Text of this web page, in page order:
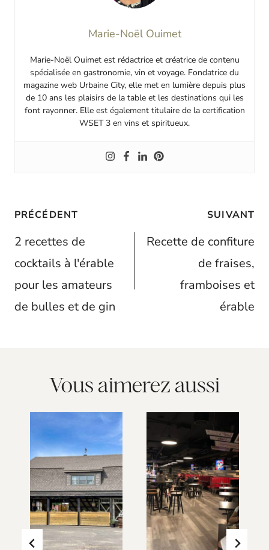
Marie-Noël Ouimet
Marie-Noël Ouimet est rédactrice et créatrice de contenu
spécialisée en gastronomie, vin et voyage. Fondatrice du
magazine web Urbaine City, elle met en lumière depuis plus
de 10 ans les plaisirs de la table et les destinations qui les
font rayonner. Elle est également titulaire de la certification
WSET 3 en vins et spiritueux.
Navigation
de
l’article
PRÉCÉDENT
2 recettes de
cocktails à l'érable
pour les amateurs
de bulles et de gin
SUIVANT
Recette de confiture
de fraises,
framboises et
érable
Vous aimerez aussi